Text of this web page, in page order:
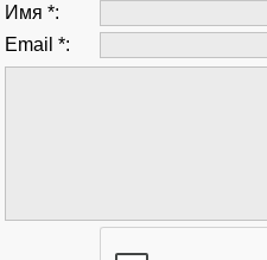
Имя *:
Email *: